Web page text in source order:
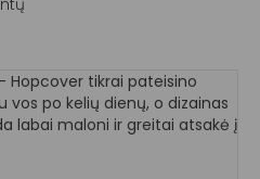
Hopcover tikrai pateisino
vos po kelių dienų, o dizainas
labai maloni ir greitai atsakė į